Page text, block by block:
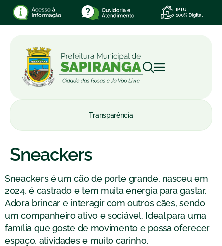
Transparência
Sneackers
Sneackers é um cão de porte grande, nasceu em
2024, é castrado e tem muita energia para gastar.
Adora brincar e interagir com outros cães, sendo
um companheiro ativo e sociável. Ideal para uma
família que goste de movimento e possa oferecer
espaço, atividades e muito carinho.